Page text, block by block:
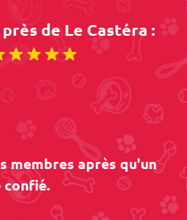
de Le Castéra :
membres après qu'un
confié.